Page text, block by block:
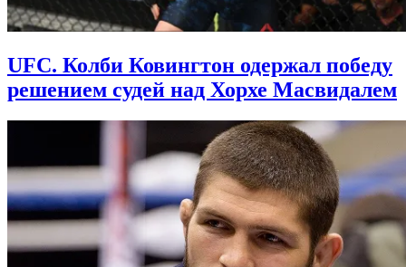
UFC. Колби Ковингтон одержал победу
решением судей над Хорхе Масвидалем